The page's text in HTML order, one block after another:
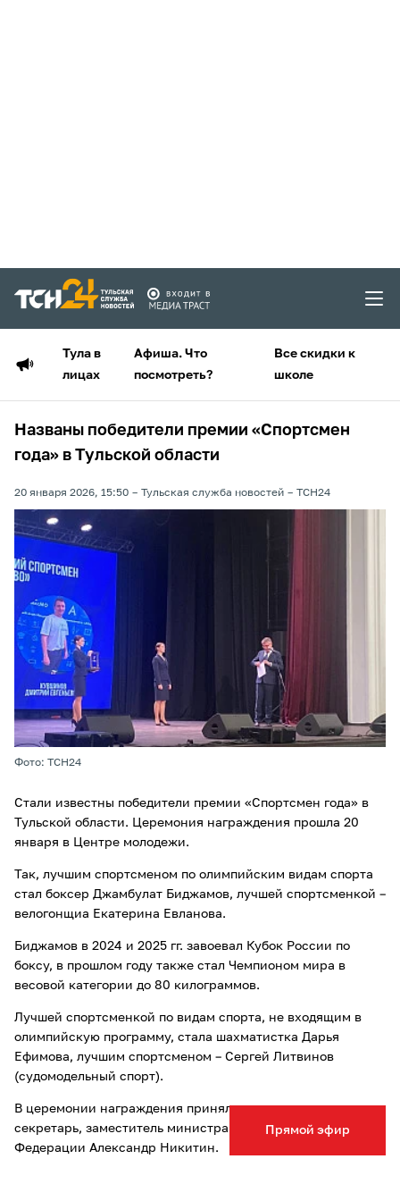
Тула в
лицах
Афиша. Что
посмотреть?
Все скидки к
школе
Прямой эфир
Названы победители премии «Спортсмен
года» в Тульской области
20 января 2026, 15:50 Тульская служба новостей ТСН24
Фото: ТСН24
Стали известны победители премии «Спортсмен года» в
Тульской области. Церемония награждения прошла 20
января в Центре молодежи.
Так, лучшим спортсменом по олимпийским видам спорта
стал боксер Джамбулат Биджамов, лучшей спортсменкой –
велогонщиа Екатерина Евланова.
Биджамов в 2024 и 2025 гг. завоевал Кубок России по
боксу, в прошлом году также стал Чемпионом мира в
весовой категории до 80 килограммов.
Лучшей спортсменкой по видам спорта, не входящим в
олимпийскую программу, стала шахматистка Дарья
Ефимова, лучшим спортсменом – Сергей Литвинов
(судомодельный спорт).
В церемонии награждения принял участие статс-
секретарь, заместитель министра спорта Российской
Федерации Александр Никитин.